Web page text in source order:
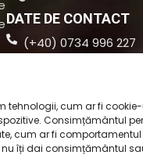
tehnologii, cum ar fi cookie-
Consimțământul
cum ar fi
îți dai consimțământul
DATE DE CONTACT
(+40) 0734 996 227
Str. Ștefan cel Mare,
Suceava, Jud.